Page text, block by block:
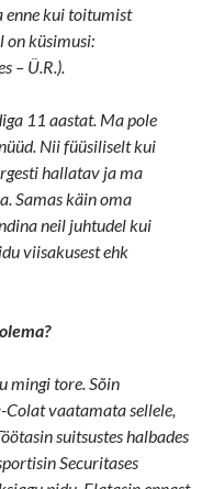
enne kui toitumist
on küsimusi:
– Ü.R.).
11 aastat. Ma pole
Nii füüsiliselt kui
hallatav ja ma
Samas käin oma
neil juhtudel kui
viisakusest ehk
mingi tore. Sõin
vaatamata sellele,
suitsustes halbades
Securitases